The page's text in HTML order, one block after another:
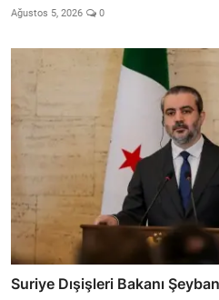
Ağustos 5, 2026 0
Suriye Dışişleri Bakanı